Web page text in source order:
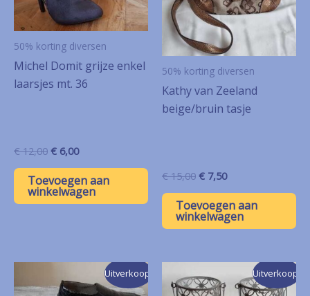
50% korting diversen
Michel Domit grijze enkel
laarsjes mt. 36
€12,00 Oorspronkelijke
was:
€ 12,00.
€ 6,00Huidige
is:
€ 6,00.
Toevoegen aan
winkelwagen
50% korting diversen
Kathy van Zeeland
beige/bruin tasje
€15,00 Oorspronkelijke
was:
€ 15,00.
€ 7,50Huidige
is:
€ 7,50.
Toevoegen aan
winkelwagen
Uitverkoop! Uitverkoop!